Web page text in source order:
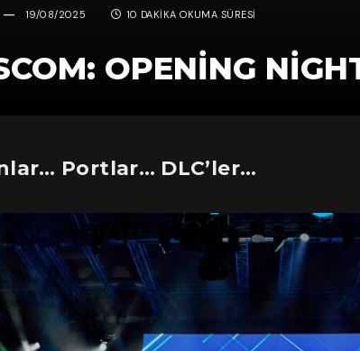
19/08/2025 10 DAKIKA OKUMA SÜRESI
OPENING
Portlar… DLC’ler…